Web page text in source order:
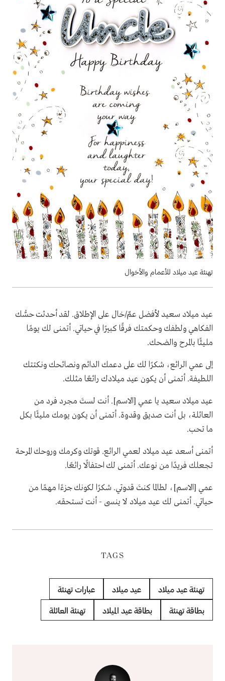
تهنئة عيد ميلاد للأعمام والأخوال
عيد ميلاد سعيد لأفضل عمّ/خال على الإطلاق. لقد أحدثت حسُّك
الفكاهي ولطفك وحكمتك فرقًا كبيرًا في حياتي. أتمنى لك يومًا
مليئًا بالمرح والضحك.
إلى عمي الرائع، شكرًا لك على دعمك الدائم ونصائحك ونكتتك
اللطيفة. أتمنى أن يكون عيد ميلادك رائعًا مثلك.
عيد ميلاد سعيد يا عمي [الاسم]. أنت لستَ مجرد فرد من
العائلة، بل أنت صديق وقدوة. أتمنى أن يكون يومك مليئًا بكل
ما تحب.
أتمنى أسعد عيد ميلاد لعمي الرائع. قوتك وكرمك وروحك المرحة
تجعلك فريدًا من نوعك. أتمنى لك احتفالًا رائعًا.
عمي [الاسم]، لطالما كنتَ قدوتي. شكرًا لكونك جزءًا مهمًا من
حياتي. أتمنى لك عيد ميلاد لا ينسى - أنت تستحقه.
TAGS
تهنئة عيد ميلاد عيد ميلاد عبارات تهنئة
بطاقة تهنئة بطاقة عيد الميلاد تهنئة العائلة